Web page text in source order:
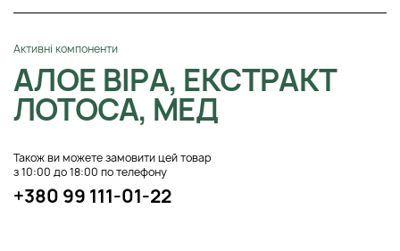
Активні компоненти
АЛОЕ ВІРА, ЕКСТРАКТ
ЛОТОСА, МЕД
Також ви можете замовити цей товар
з 10:00 до 18:00 по телефону
+380 99 111-01-22